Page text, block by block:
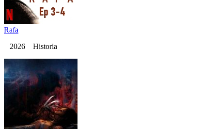
Rafa
2026 Historia